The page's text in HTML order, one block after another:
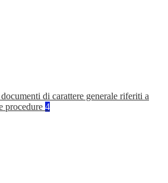
di carattere generale riferiti a
procedure 4